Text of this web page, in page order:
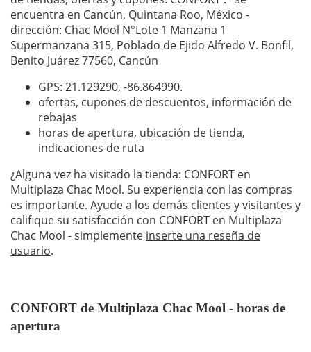
encuentra en Cancún, Quintana Roo, México -
dirección: Chac Mool N°Lote 1 Manzana 1
Supermanzana 315, Poblado de Ejido Alfredo V. Bonfil,
Benito Juárez 77560, Cancún
GPS: 21.129290, -86.864990.
ofertas, cupones de descuentos, información de
rebajas
horas de apertura, ubicación de tienda,
indicaciones de ruta
¿Alguna vez ha visitado la tienda: CONFORT en
Multiplaza Chac Mool. Su experiencia con las compras
es importante. Ayude a los demás clientes y visitantes y
califique su satisfacción con CONFORT en Multiplaza
Chac Mool - simplemente inserte una reseña de
usuario.
CONFORT de Multiplaza Chac Mool - horas de
apertura